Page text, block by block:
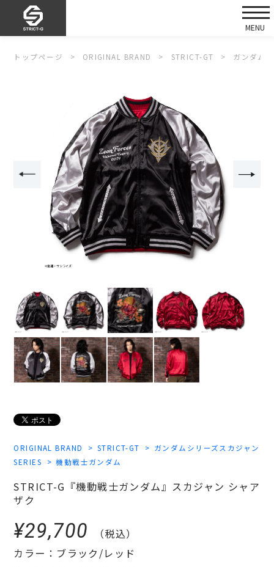
トップページ ORIGINAL BRAND STRICT-GT ガンダム
ORIGINAL BRAND STRICT-GT
ガンダムシリーズスカジャン
SERIES
機動戦士ガンダム
STRICT-G『機動戦士ガンダム』スカジャン シャア
ザク
¥29,700
（税込）
カラー：ブラック/レッド